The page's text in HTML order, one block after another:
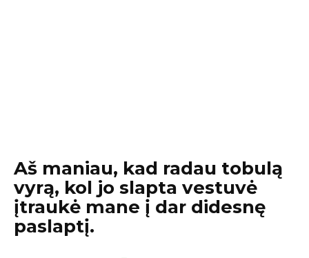
Aš maniau, kad radau tobulą
vyrą, kol jo slapta vestuvė
įtraukė mane į dar didesnę
paslaptį.